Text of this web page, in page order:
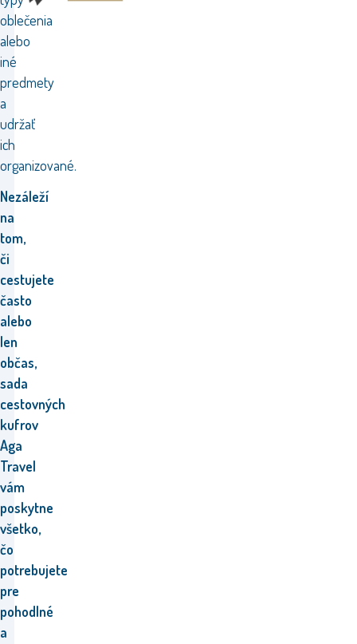
oblečenia
alebo
iné
predmety
a
udržať
ich
organizované.
Nezáleží
na
tom,
či
cestujete
často
alebo
len
občas,
sada
cestovných
kufrov
Aga
Travel
vám
poskytne
všetko,
čo
potrebujete
pre
pohodlné
a